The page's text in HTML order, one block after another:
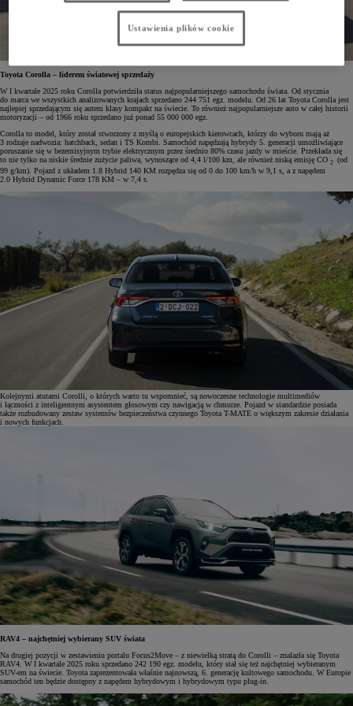
Toyota Corolla – liderem światowej sprzedaży
W I kwartale 2025 roku Corolla potwierdziła status najpopularniejszego samochodu świata. Od stycznia
do marca we wszystkich analizowanych krajach sprzedano 244 751 egz. modelu. Od 26 lat Toyota Corolla jest
najlepiej sprzedającym się autem klasy kompakt na świecie. To również najpopularniejsze auto w całej historii
motoryzacji – od 1966 roku sprzedano już ponad 55 000 000 egz.
Corolla to model, który został stworzony z myślą o europejskich kierowcach, którzy do wyboru mają aż
3 rodzaje nadwozia: hatchback, sedan i TS Kombi. Samochód napędzają hybrydy 5. generacji umożliwiające
poruszanie się w bezemisyjnym trybie elektrycznym przez średnio 80% czasu jazdy w mieście. Przekłada się
to nie tylko na niskie średnie zużycie paliwa, wynoszące od 4,4 l/100 km, ale również niską emisję CO 2 (od
99 g/km). Pojazd z układem 1.8 Hybrid 140 KM rozpędza się od 0 do 100 km/h w 9,1 s, a z napędem
2.0 Hybrid Dynamic Force 178 KM – w 7,4 s.
Kolejnymi atutami Corolli, o których warto tu wspomnieć, są nowoczesne technologie multimediów
i łączności z inteligentnym asystentem głosowym czy nawigacją w chmurze. Pojazd w standardzie posiada
także rozbudowany zestaw systemów bezpieczeństwa czynnego Toyota T-MATE o większym zakresie działania
i nowych funkcjach.
RAV4 – najchętniej wybierany SUV świata
Na drugiej pozycji w zestawieniu portalu Focus2Move – z niewielką stratą do Corolli – znalazła się Toyota
RAV4. W I kwartale 2025 roku sprzedano 242 190 egz. modelu, który stał się też najchętniej wybieranym
SUV-em na świecie. Toyota zaprezentowała właśnie najnowszą, 6. generację kultowego samochodu. W Europie
samochód ten będzie dostępny z napędem hybrydowym i hybrydowym typu plug-in.
Ustawienia plików cookie